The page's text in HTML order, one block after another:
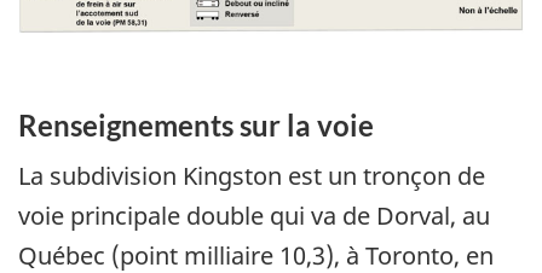
Renseignements sur la voie
La subdivision Kingston est un tronçon de
voie principale double qui va de Dorval, au
Québec (point milliaire 10,3), à Toronto, en